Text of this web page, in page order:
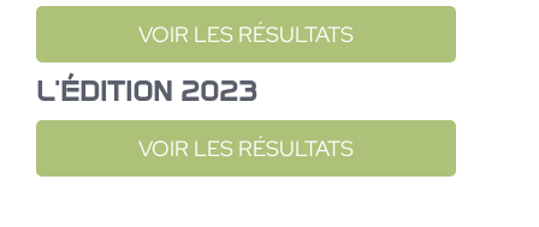
VOIR LES RÉSULTATS
L'ÉDITION 2023
VOIR LES RÉSULTATS